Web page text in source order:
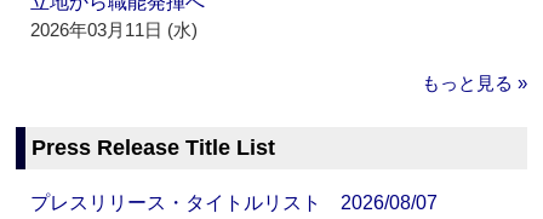
2026年03月11日 (水)
もっと見る »
Press Release Title List
プレスリリース・タイトルリスト 2026/08/07